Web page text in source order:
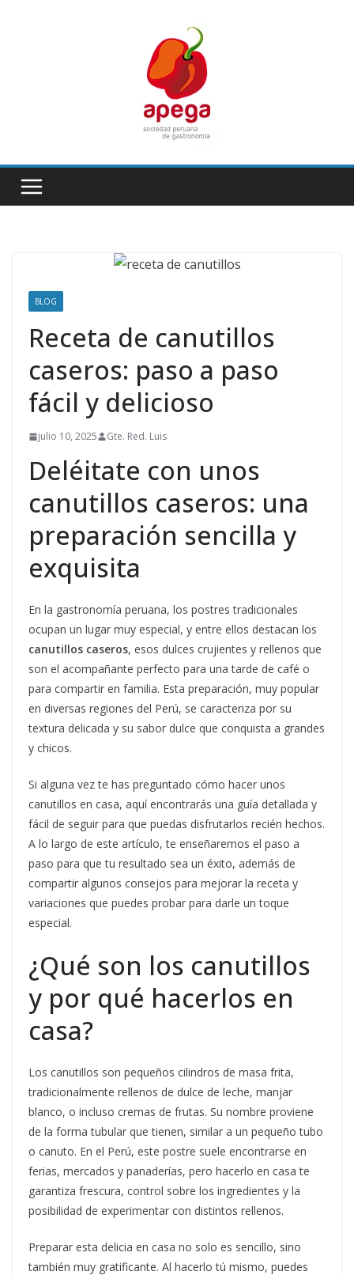
BLOG
Receta de canutillos
caseros: paso a paso
fácil y delicioso
julio 10, 2025 Gte. Red. Luis
Deléitate con unos
canutillos caseros: una
preparación sencilla y
exquisita
En la gastronomía peruana, los postres tradicionales
ocupan un lugar muy especial, y entre ellos destacan los
canutillos caseros, esos dulces crujientes y rellenos que
son el acompañante perfecto para una tarde de café o
para compartir en familia. Esta preparación, muy popular
en diversas regiones del Perú, se caracteriza por su
textura delicada y su sabor dulce que conquista a grandes
y chicos.
Si alguna vez te has preguntado cómo hacer unos
canutillos en casa, aquí encontrarás una guía detallada y
fácil de seguir para que puedas disfrutarlos recién hechos.
A lo largo de este artículo, te enseñaremos el paso a
paso para que tu resultado sea un éxito, además de
compartir algunos consejos para mejorar la receta y
variaciones que puedes probar para darle un toque
especial.
¿Qué son los canutillos
y por qué hacerlos en
casa?
Los canutillos son pequeños cilindros de masa frita,
tradicionalmente rellenos de dulce de leche, manjar
blanco, o incluso cremas de frutas. Su nombre proviene
de la forma tubular que tienen, similar a un pequeño tubo
o canuto. En el Perú, este postre suele encontrarse en
ferias, mercados y panaderías, pero hacerlo en casa te
garantiza frescura, control sobre los ingredientes y la
posibilidad de experimentar con distintos rellenos.
Preparar esta delicia en casa no solo es sencillo, sino
también muy gratificante. Al hacerlo tú mismo, puedes